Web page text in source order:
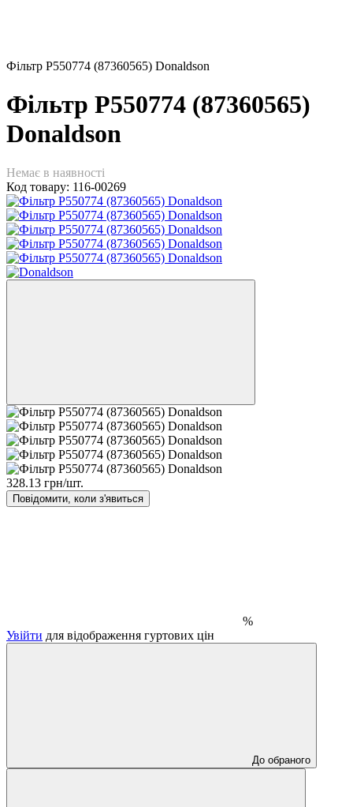
Фільтр P550774 (87360565) Donaldson
Фільтр P550774 (87360565)
Donaldson
Немає в наявності
Код товару: 116-00269
328.13 грн/шт.
Повідомити, коли з'явиться
%
Увійти для відображення гуртових цін
До обраного